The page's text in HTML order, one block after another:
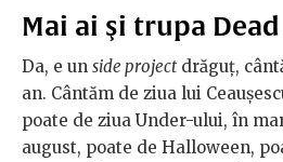
Mai ai şi trupa Dead
Da, e un side projectdrăguţ,
an. Cântăm de ziua lui
poate de ziua Under-ului, în
august, poate de Halloween,